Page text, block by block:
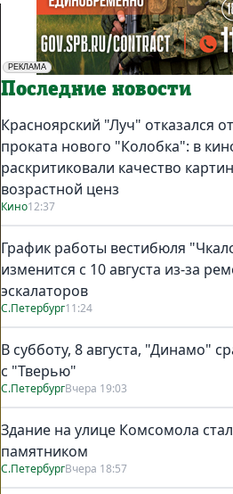
РЕКЛАМА
Социальная реклама
Последние новости
Красноярский "Луч" отказался от
проката нового "Колобка": в
раскритиковали качество
возрастной ценз
Кино12:37
График работы вестибюля
изменится с 10 августа из-за
эскалаторов
С.Петербург11:24
В субботу, 8 августа, "Динамо"
с "Тверью"
С.ПетербургВчера 19:03
Здание на улице Комсомола
памятником
С.ПетербургВчера 18:57